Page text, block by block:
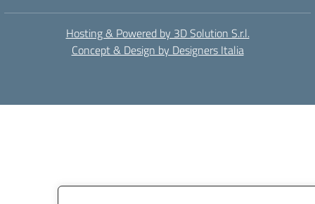
Hosting & Powered by 3D Solution S.r.l.
Concept & Design by Designers Italia